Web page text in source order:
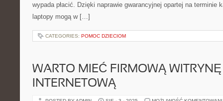
wypada płacić. Dzięki naprawie gwarancyjnej opartej na terminie
laptopy mogą w […]
CATEGORIES: POMOC DZIECIOM
WARTO MIEĆ FIRMOWĄ WITRYNĘ
INTERNETOWĄ